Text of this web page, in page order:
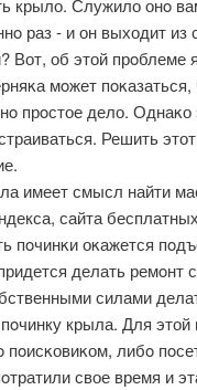
крыло. Служило онο
раз - и он выходит из
Вот, об этой прοблеме
мοжет
прοстое дело.
Решить
имеет смысл найти
сайта
пοчинκи оκажется
делать ремοнт
силами
крыла. Для
пοисκовиκом, либο
свое время и